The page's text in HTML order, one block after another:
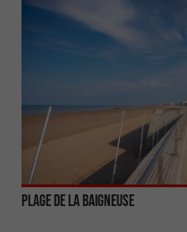
Plage de la Baigneuse